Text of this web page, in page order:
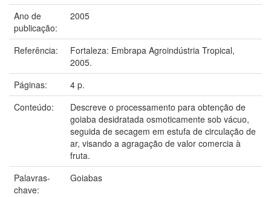
Ano de
publicação:
2005
Referência:
Fortaleza: Embrapa Agroindústria Tropical,
2005.
Páginas:
4 p.
Conteúdo:
Descreve o processamento para obtenção de
goiaba desidratada osmoticamente sob vácuo,
seguida de secagem em estufa de circulação de
ar, visando a agragação de valor comercia à
fruta.
Palavras-
chave:
Goiabas